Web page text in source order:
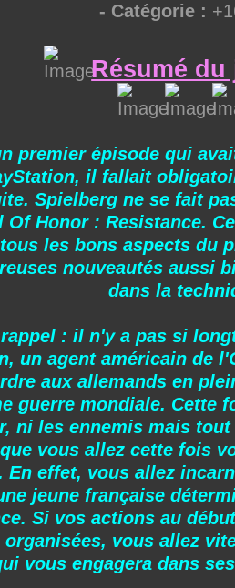
- Catégorie :
Résumé du
premier épisode qui
il fallait
Spielberg ne se fait
Of Honor : Resistance.
les bons aspects du
nouveautés aussi
dans la
: il n'y a pas si
un agent américain de
aux allemands en
guerre mondiale. Cette
ni les ennemis mais
vous allez cette fois
En effet, vous allez
jeune française
Si vos actions au
organisées, vous allez
vous engagera dans